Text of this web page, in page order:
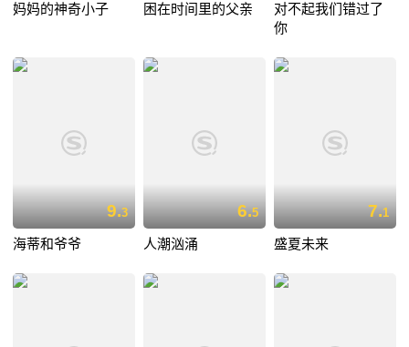
妈妈的神奇小子 困在时间里的父亲
对不起我们错过了
你
9.3
海蒂和爷爷
6.5
人潮汹涌
7.1
盛夏未来